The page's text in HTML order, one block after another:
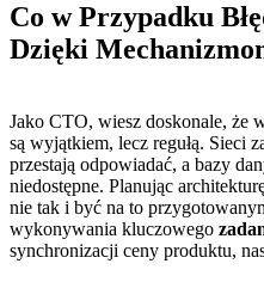
Co w Przypadku
Dzięki
Jako CTO, wiesz doskonale, że
są wyjątkiem, lecz regułą. Sieci
przestają odpowiadać, a bazy
niedostępne. Planując
nie tak i być na to
wykonywania kluczowego
synchronizacji ceny produktu,